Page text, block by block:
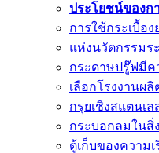
ประโยชน์ของก
การใช้กระเบื้อ
แห่งนวัตกรรม
กระดาษปรู๊ฟมีค
เลือกโรงงานผ
กรุยเชิงสแตนเ
กระบอกลมในสิ่
ตู้เก็บของความ